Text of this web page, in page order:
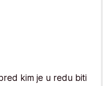
kim je u redu biti